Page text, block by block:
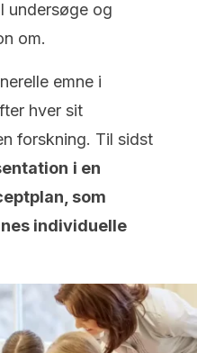
undersøge og
om.
emne i
hver sit
forskning. Til sidst
i en
som
individuelle